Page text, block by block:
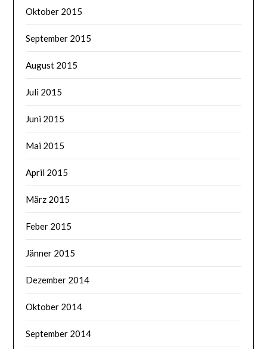
Oktober 2015
September 2015
August 2015
Juli 2015
Juni 2015
Mai 2015
April 2015
März 2015
Feber 2015
Jänner 2015
Dezember 2014
Oktober 2014
September 2014